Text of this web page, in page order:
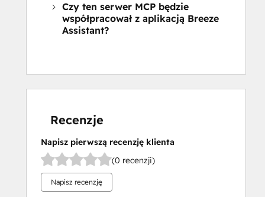
Czy ten serwer MCP będzie
współpracował z aplikacją Breeze
Assistant?
Recenzje
Napisz pierwszą recenzję klienta
(0 recenzji)
Napisz recenzję